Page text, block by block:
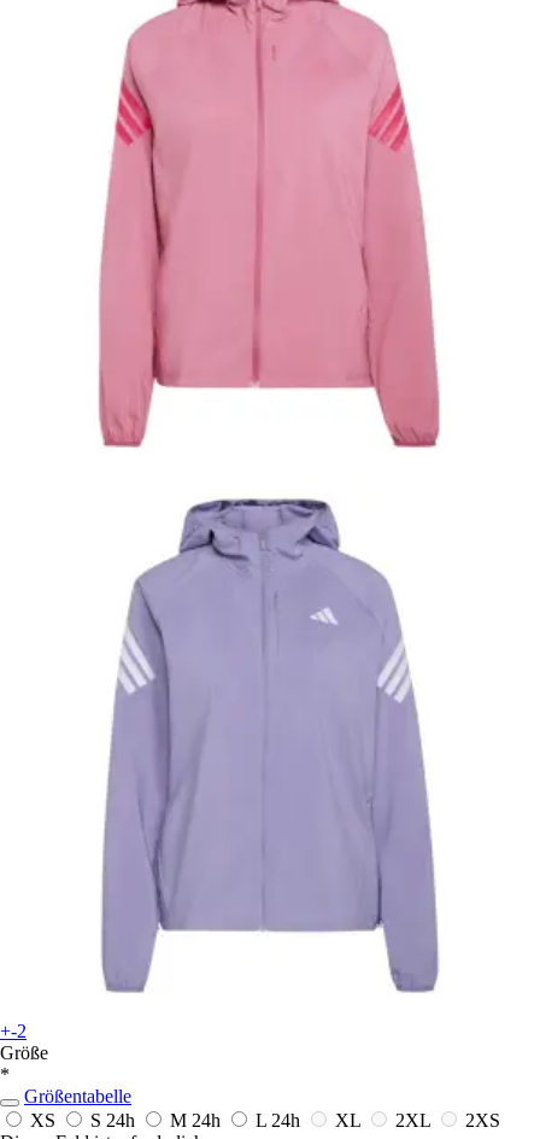
+-2
Größe
*
Größentabelle
XS
S 24h M 24h L 24h XL 2XL
2XS